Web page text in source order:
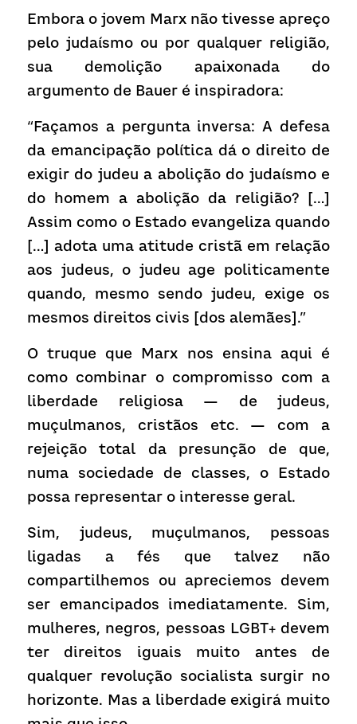
Embora o jovem Marx não tivesse apreço
pelo judaísmo ou por qualquer religião,
sua demolição apaixonada do
argumento de Bauer é inspiradora:
“Façamos a pergunta inversa: A defesa
da emancipação política dá o direito de
exigir do judeu a abolição do judaísmo e
do homem a abolição da religião? […]
Assim como o Estado evangeliza quando
[…] adota uma atitude cristã em relação
aos judeus, o judeu age politicamente
quando, mesmo sendo judeu, exige os
mesmos direitos civis [dos alemães].”
O truque que Marx nos ensina aqui é
como combinar o compromisso com a
liberdade religiosa — de judeus,
muçulmanos, cristãos etc. — com a
rejeição total da presunção de que,
numa sociedade de classes, o Estado
possa representar o interesse geral.
Sim, judeus, muçulmanos, pessoas
ligadas a fés que talvez não
compartilhemos ou apreciemos devem
ser emancipados imediatamente. Sim,
mulheres, negros, pessoas LGBT+ devem
ter direitos iguais muito antes de
qualquer revolução socialista surgir no
horizonte. Mas a liberdade exigirá muito